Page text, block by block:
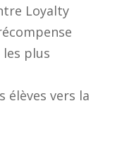
Loyalty
plus
élèves vers la